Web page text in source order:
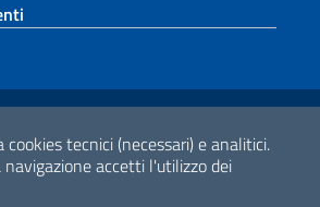
tecnici (necessari) e analitici.
navigazione accetti l'utilizzo dei